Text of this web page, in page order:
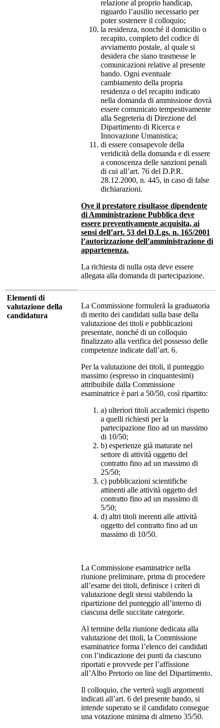
relazione al proprio handicap,
riguardo l’ausilio necessario per
poter sostenere il colloquio;
la residenza, nonché il domicilio o
recapito, completo del codice di
avviamento postale, al quale si
desidera che siano trasmesse le
comunicazioni relative al presente
bando. Ogni eventuale
cambiamento della propria
residenza o del recapito indicato
nella domanda di ammissione dovrà
essere comunicato tempestivamente
alla Segreteria di Direzione del
Dipartimento di Ricerca e
Innovazione Umanistica;
di essere consapevole della
veridicità della domanda e di essere
a conoscenza delle sanzioni penali
di cui all’art. 76 del D.P.R.
28.12.2000, n. 445, in caso di false
dichiarazioni.
Ove il prestatore risultasse dipendente
di Amministrazione Pubblica deve
essere preventivamente acquisita, ai
sensi dell’art. 53 del D.Lgs. n. 165/2001
l’autorizzazione dell’amministrazione di
appartenenza.
La richiesta di nulla osta deve essere
allegata alla domanda di partecipazione.
Elementi di
valutazione della
candidatura
La Commissione formulerà la graduatoria
di merito dei candidati sulla base della
valutazione dei titoli e pubblicazioni
presentate, nonché di un colloquio
finalizzato alla verifica del possesso delle
competenze indicate dall’art. 6.
Per la valutazione dei titoli, il punteggio
massimo (espresso in cinquantesimi)
attribuibile dalla Commissione
esaminatrice è pari a 50/50, così ripartito:
a) ulteriori titoli accademici rispetto
a quelli richiesti per la
partecipazione fino ad un massimo
di 10/50;
b) esperienze già maturate nel
settore di attività oggetto del
contratto fino ad un massimo di
25/50;
c) pubblicazioni scientifiche
attinenti alle attività oggetto del
contratto fino ad un massimo di
5/50;
d) altri titoli inerenti alle attività
oggetto del contratto fino ad un
massimo di 10/50.
La Commissione esaminatrice nella
riunione preliminare, prima di procedere
all’esame dei titoli, definisce i criteri di
valutazione degli stessi stabilendo la
ripartizione del punteggio all’interno di
ciascuna delle succitate categorie.
Al termine della riunione dedicata alla
valutazione dei titoli, la Commissione
esaminatrice forma l’elenco dei candidati
con l’indicazione dei punti da ciascuno
riportati e provvede per l’affissione
all’Albo Pretorio on line del Dipartimento.
Il colloquio, che verterà sugli argomenti
indicati all’art. 6 del presente bando, si
intende superato se il candidato consegue
una votazione minima di almeno 35/50.